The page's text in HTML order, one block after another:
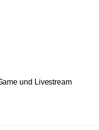
und Livestream